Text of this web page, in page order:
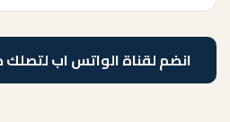
انضم لقناة الواتس اب